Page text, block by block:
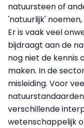
natuursteen of
'natuurlijk'
Er is vaak veel
bijdraagt aan de
nog niet de kennis
maken. In de
misleiding. Voor
verschillende
wetenschappelijk